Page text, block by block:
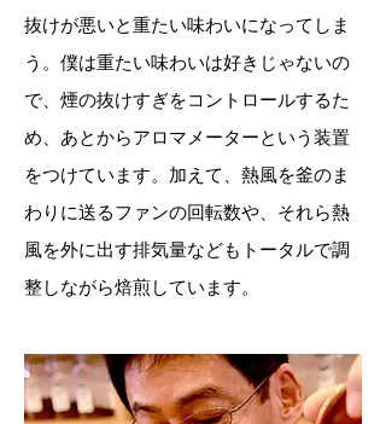
抜けが悪いと重たい味わいになってしま
う。僕は重たい味わいは好きじゃないの
で、煙の抜けすぎをコントロールするた
め、あとからアロマメーターという装置
をつけています。加えて、熱風を釜のま
わりに送るファンの回転数や、それら熱
風を外に出す排気量などもトータルで調
整しながら焙煎しています。